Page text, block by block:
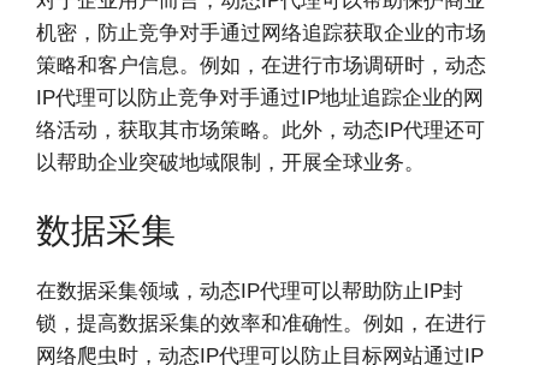
机密，防止竞争对手通过网络追踪获取企业的市场
策略和客户信息。例如，在进行市场调研时，动态
IP代理可以防止竞争对手通过IP地址追踪企业的网
络活动，获取其市场策略。此外，动态IP代理还可
以帮助企业突破地域限制，开展全球业务。
数据采集
在数据采集领域，动态IP代理可以帮助防止IP封
锁，提高数据采集的效率和准确性。例如，在进行
网络爬虫时，动态IP代理可以防止目标网站通过IP